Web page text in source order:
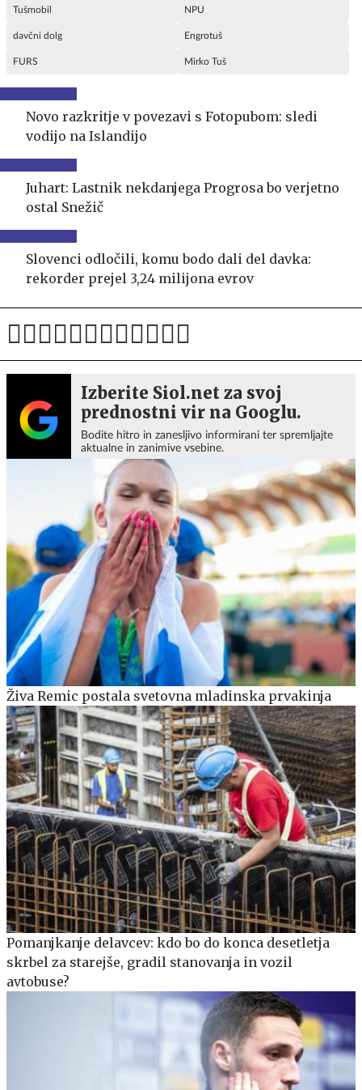
Tušmobil NPU
davčni dolg Engrotuš
FURS Mirko Tuš
Novo razkritje v povezavi s Fotopubom: sledi
vodijo na Islandijo
Juhart: Lastnik nekdanjega Progrosa bo verjetno
ostal Snežič
Slovenci odločili, komu bodo dali del davka:
rekorder prejel 3,24 milijona evrov
Izberite Siol.net za svoj
prednostni vir na Googlu.
Bodite hitro in zanesljivo informirani ter spremljajte
aktualne in zanimive vsebine.
Živa Remic postala svetovna mladinska prvakinja
Pomanjkanje delavcev: kdo bo do konca desetletja
skrbel za starejše, gradil stanovanja in vozil
avtobuse?